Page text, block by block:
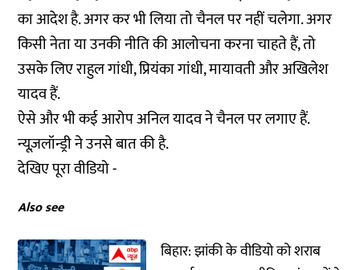
का आदेश है. अगर कर भी लिया तो चैनल पर नहीं चलेगा. अगर
किसी नेता या उनकी नीति की आलोचना करना चाहते हैं, तो
उसके लिए राहुल गांधी, प्रियंका गांधी, मायावती और अखिलेश
यादव हैं.
ऐसे और भी कई आरोप अनिल यादव ने चैनल पर लगाए हैं.
न्यूज़लॉन्ड्री ने उनसे बात की है.
देखिए पूरा वीडियो -
Also see
बिहार: झांकी के वीडियो को शराब